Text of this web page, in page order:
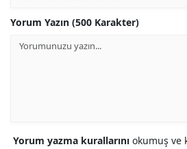
Yorum Yazın (500 Karakter)
Yorum yazma kurallarını okumuş ve